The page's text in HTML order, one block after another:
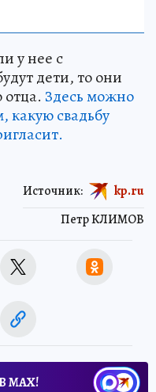
у нее с
дети, то они
Здесь можно
какую свадьбу
Петр КЛИМОВ
Источник: kp.ru
МАХ!